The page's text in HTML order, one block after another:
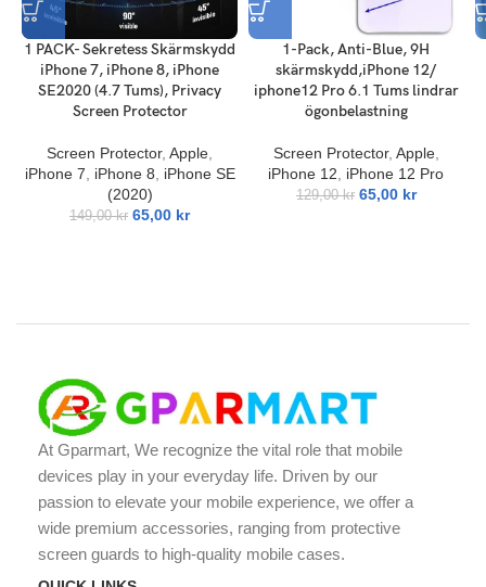
1 PACK- Sekretess Skärmskydd
iPhone 7, iPhone 8, iPhone
SE2020 (4.7 Tums), Privacy
Screen Protector
Screen Protector, Apple,
iPhone 7, iPhone 8, iPhone SE
(2020)
149,00kr 65,00 kr
1-Pack, Anti-Blue, 9H
skärmskydd,iPhone 12/
iphone12 Pro 6.1 Tums lindrar
ögonbelastning
Screen Protector, Apple,
iPhone 12, iPhone 12 Pro
129,00kr 65,00 kr
At Gparmart, We recognize the vital role that mobile
devices play in your everyday life. Driven by our
passion to elevate your mobile experience, we offer a
wide premium accessories, ranging from protective
screen guards to high-quality mobile cases.